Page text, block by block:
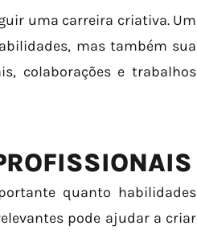
uma carreira criativa. Um
mas também sua
colaborações e trabalhos
quanto habilidades
pode ajudar a criar